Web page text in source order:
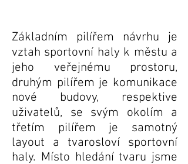
Základním pilířem návrhu je
vztah sportovní haly k městu a
jeho veřejnému prostoru,
druhým pilířem je komunikace
nové budovy, respektive
uživatelů, se svým okolím a
třetím pilířem je samotný
layout a tvarosloví sportovní
haly. Místo hledání tvaru jsme